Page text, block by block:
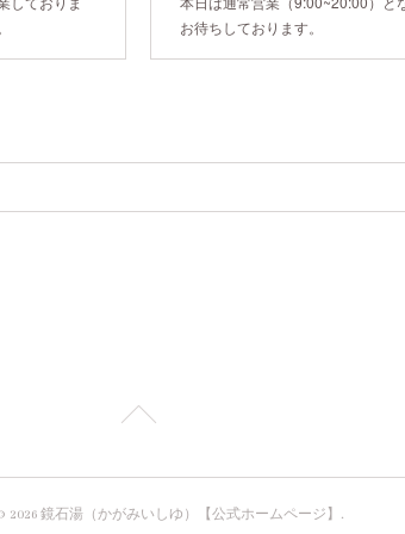
お待ちしております。
2026 鏡石湯（かがみいしゆ）【公式ホームページ】 .